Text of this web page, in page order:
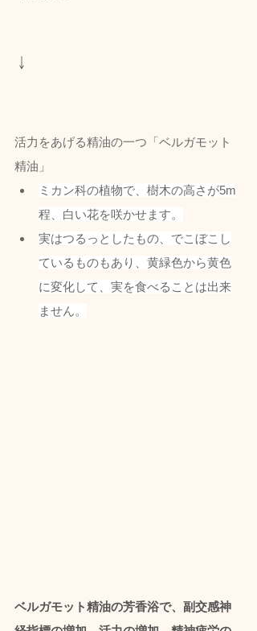
↓
活力をあげる精油の一つ「ベルガモット
精油」
ミカン科の植物で、樹木の高さが5m
程、白い花を咲かせます。
実はつるっとしたもの、でこぼこし
ているものもあり、黄緑色から黄色
に変化して、実を食べることは出来
ません。
ベルガモット精油の芳香浴で、副交感神